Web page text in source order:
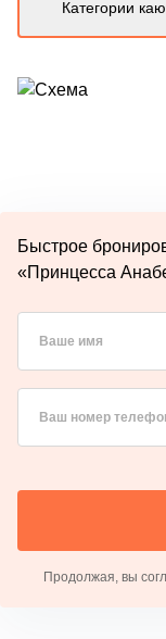
Категории
Быстрое
«Принцесса
Ваше имя
Ваш номер
Продолжая, вы